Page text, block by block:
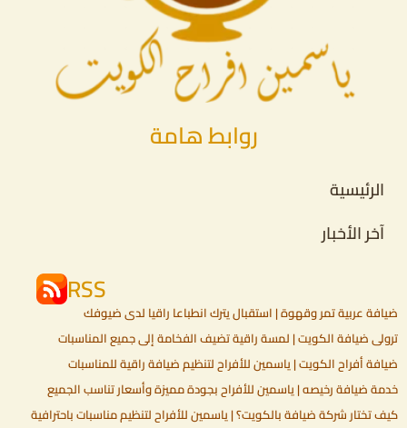
روابط هامة
الرئيسية
آخر الأخبار
RSS
ضيافة عربية تمر وقهوة | استقبال يترك انطباعا راقيا لدى ضيوفك
ترولي ضيافة الكويت | لمسة راقية تضيف الفخامة إلى جميع المناسبات
ضيافة أفراح الكويت | ياسمين للأفراح لتنظيم ضيافة راقية للمناسبات
خدمة ضيافة رخيصه | ياسمين للأفراح بجودة مميزة وأسعار تناسب الجميع
كيف تختار شركة ضيافة بالكويت؟ | ياسمين للأفراح لتنظيم مناسبات باحترافية